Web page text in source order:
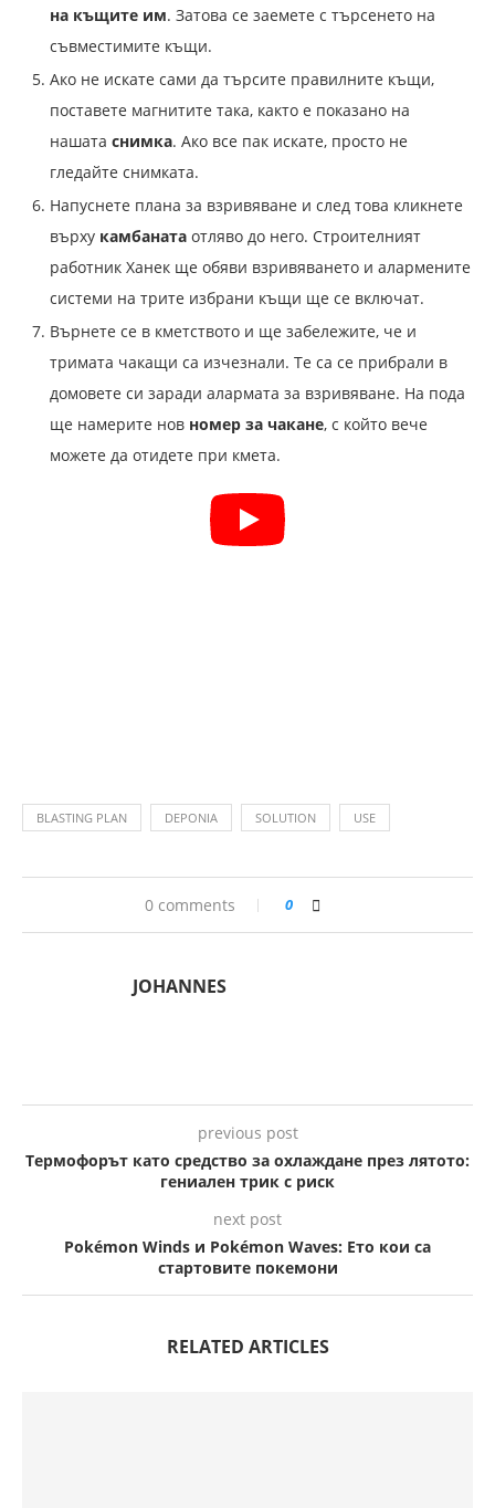
на къщите им. Затова се заемете с търсенето на
съвместимите къщи.
Ако не искате сами да търсите правилните къщи,
поставете магнитите така, както е показано на
нашата снимка. Ако все пак искате, просто не
гледайте снимката.
Напуснете плана за взривяване и след това кликнете
върху камбаната отляво до него. Строителният
работник Ханек ще обяви взривяването и алармените
системи на трите избрани къщи ще се включат.
Върнете се в кметството и ще забележите, че и
тримата чакащи са изчезнали. Те са се прибрали в
домовете си заради алармата за взривяване. На пода
ще намерите нов номер за чакане, с който вече
можете да отидете при кмета.
BLASTING PLAN DEPONIA SOLUTION USE
0 comments 0
JOHANNES
previous post
Термофорът като средство за охлаждане през лятото:
гениален трик с риск
next post
Pokémon Winds и Pokémon Waves: Ето кои са
стартовите покемони
RELATED ARTICLES